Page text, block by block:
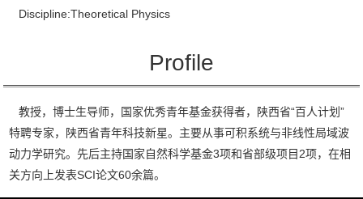
Discipline:Theoretical Physics
Profile
教授，博士生导师，国家优秀青年基金获得者，陕西省“百人计划”
特聘专家，陕西省青年科技新星。主要从事可积系统与非线性局域波
动力学研究。先后主持国家自然科学基金3项和省部级项目2项，在相
关方向上发表SCI论文60余篇。